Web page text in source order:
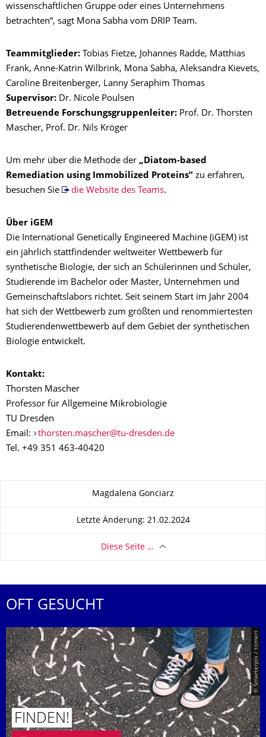
wissenschaftlichen Gruppe oder eines Unternehmens
betrachten“, sagt Mona Sabha vom DRIP Team.
Teammitglieder: Tobias Fietze, Johannes Radde, Matthias
Frank, Anne-Katrin Wilbrink, Mona Sabha, Aleksandra Kievets,
Caroline Breitenberger, Lanny Seraphim Thomas
Supervisor: Dr. Nicole Poulsen
Betreuende Forschungsgruppenleiter: Prof. Dr. Thorsten
Mascher, Prof. Dr. Nils Kröger
Um mehr über die Methode der „Diatom-based
Remediation using Immobilized Proteins” zu erfahren,
besuchen Sie
die Website des Teams.
Über iGEM
Die International Genetically Engineered Machine (iGEM) ist
ein jährlich stattfindender weltweiter Wettbewerb für
synthetische Biologie, der sich an Schülerinnen und Schüler,
Studierende im Bachelor oder Master, Unternehmen und
Gemeinschaftslabors richtet. Seit seinem Start im Jahr 2004
hat sich der Wettbewerb zum größten und renommiertesten
Studierendenwettbewerb auf dem Gebiet der synthetischen
Biologie entwickelt.
Kontakt:
Thorsten Mascher
Professor für Allgemeine Mikrobiologie
TU Dresden
Email:
thorsten.mascher@​tu-dresden.de
Tel. +49 351 463-40420
Zu dieser SeiteMagdalena Gonciarz
Letzte Änderung: 21.02.2024
Diese Seite …
OFT GESUCHT
© Smarterpix / tomert
FINDEN!